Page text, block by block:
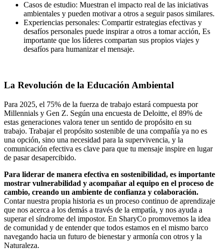
Casos de estudio: Muestran el impacto real de las iniciativas
ambientales y pueden motivar a otros a seguir pasos similares.
Experiencias personales: Compartir estrategias efectivas y
desafíos personales puede inspirar a otros a tomar acción, Es
importante que los líderes compartan sus propios viajes y
desafíos para humanizar el mensaje.
La Revolución de la Educación Ambiental
Para 2025, el 75% de la fuerza de trabajo estará compuesta por
Millennials y Gen Z. Según una encuesta de Deloitte, el 89% de
estas generaciones valora tener un sentido de propósito en su
trabajo. Trabajar el propósito sostenible de una compañía ya no es
una opción, sino una necesidad para la supervivencia, y la
comunicación efectiva es clave para que tu mensaje inspire en lugar
de pasar desapercibido.
Para liderar de manera efectiva en sostenibilidad, es importante
mostrar vulnerabilidad y acompañar al equipo en el proceso de
cambio, creando un ambiente de confianza y colaboración.
Contar nuestra propia historia es un proceso continuo de aprendizaje
que nos acerca a los demás a través de la empatía, y nos ayuda a
superar el síndrome del impostor. En SharyCo promovemos la idea
de comunidad y de entender que todos estamos en el mismo barco
navegando hacia un futuro de bienestar y armonía con otros y la
Naturaleza.